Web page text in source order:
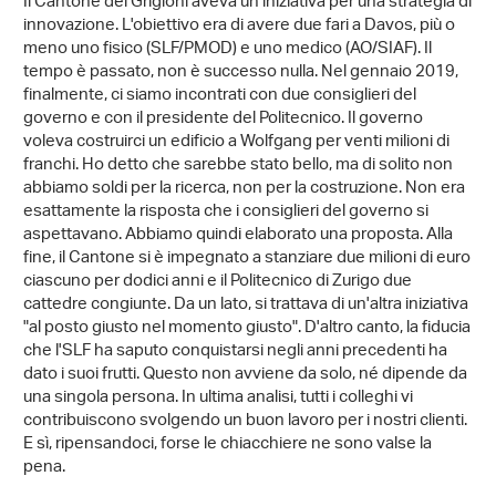
innovazione. L'obiettivo era di avere due fari a Davos, più o
meno uno fisico (SLF/PMOD) e uno medico (AO/SIAF). Il
tempo è passato, non è successo nulla. Nel gennaio 2019,
finalmente, ci siamo incontrati con due consiglieri del
governo e con il presidente del Politecnico. Il governo
voleva costruirci un edificio a Wolfgang per venti milioni di
franchi. Ho detto che sarebbe stato bello, ma di solito non
abbiamo soldi per la ricerca, non per la costruzione. Non era
esattamente la risposta che i consiglieri del governo si
aspettavano. Abbiamo quindi elaborato una proposta. Alla
fine, il Cantone si è impegnato a stanziare due milioni di euro
ciascuno per dodici anni e il Politecnico di Zurigo due
cattedre congiunte. Da un lato, si trattava di un'altra iniziativa
"al posto giusto nel momento giusto". D'altro canto, la fiducia
che l'SLF ha saputo conquistarsi negli anni precedenti ha
dato i suoi frutti. Questo non avviene da solo, né dipende da
una singola persona. In ultima analisi, tutti i colleghi vi
contribuiscono svolgendo un buon lavoro per i nostri clienti.
E sì, ripensandoci, forse le chiacchiere ne sono valse la
pena.